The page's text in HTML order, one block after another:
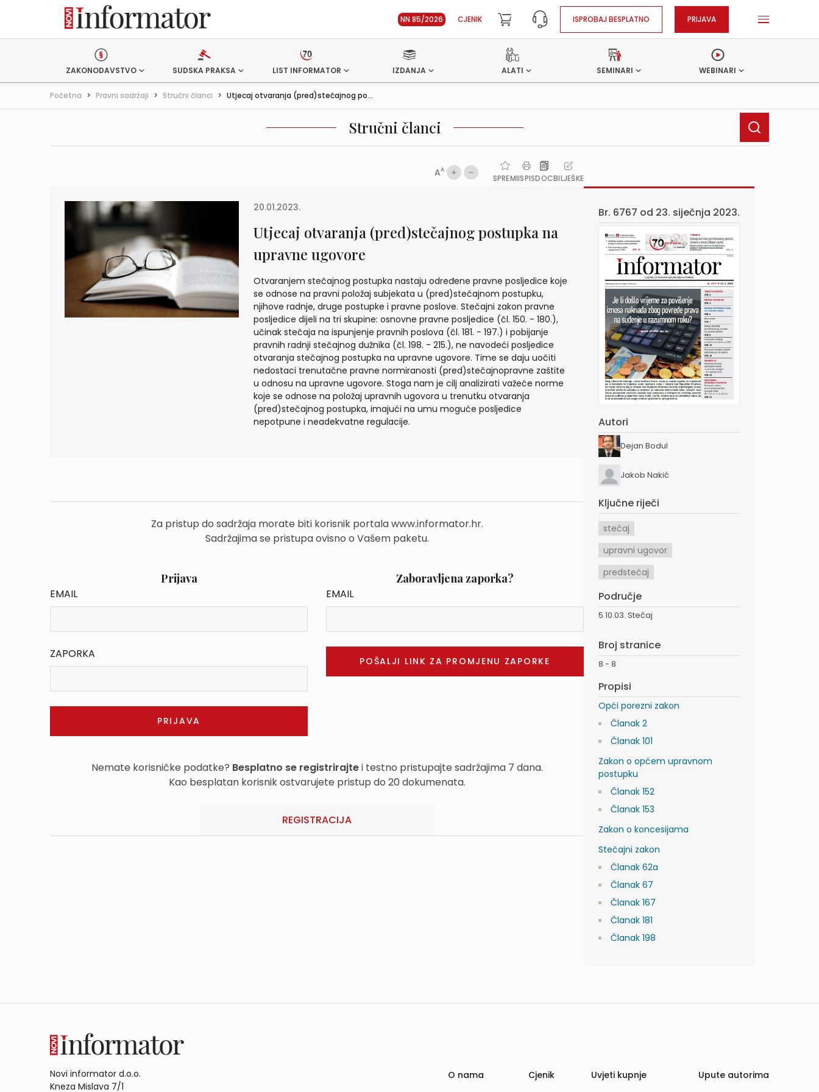
NN 85/2026 CJENIK ISPROBAJ BESPLATNO PRIJAVA
ZAKONODAVSTVO SUDSKA PRAKSA LIST INFORMATOR IZDANJA ALATI SEMINARI WEBINARI
Početna > Pravni sadržaji > Stručni članci > Utjecaj otvaranja (pred)stečajnog po...
Stručni članci
AA
SPREMIISPISDOCBILJEŠKE
20.01.2023.
Utjecaj otvaranja (pred)stečajnog postupka na
upravne ugovore
Otvaranjem stečajnog postupka nastaju određene pravne posljedice koje
se odnose na pravni položaj subjekata u (pred)stečajnom postupku,
njihove radnje, druge postupke i pravne poslove. Stečajni zakon pravne
posljedice dijeli na tri skupine: osnovne pravne posljedice (čl. 150. - 180.),
učinak stečaja na ispunjenje pravnih poslova (čl. 181. - 197.) i pobijanje
pravnih radnji stečajnog dužnika (čl. 198. - 215.), ne navodeći posljedice
otvaranja stečajnog postupka na upravne ugovore. Time se daju uočiti
nedostaci trenutačne pravne normiranosti (pred)stečajnopravne zaštite
u odnosu na upravne ugovore. Stoga nam je cilj analizirati važeće norme
koje se odnose na položaj upravnih ugovora u trenutku otvaranja
(pred)stečajnog postupka, imajući na umu moguće posljedice
nepotpune i neadekvatne regulacije.
Za pristup do sadržaja morate biti korisnik portala www.informator.hr.
Sadržajima se pristupa ovisno o Vašem paketu.
Prijava
EMAIL
ZAPORKA
Zaboravljena zaporka?
EMAIL
Nemate korisničke podatke? Besplatno se registrirajtei testno pristupajte sadržajima 7 dana.
Kao besplatan korisnik ostvarujete pristup do 20 dokumenata.
REGISTRACIJA
Br. 6767 od 23. siječnja 2023.
Autori
Dejan Bodul
Jakob Nakić
Ključne riječi
stečaj
upravni ugovor
predstečaj
Područje
5.10.03. Stečaj
Broj stranice
8 - 8
Propisi
Opći porezni zakon
Članak 2
Članak 101
Zakon o općem upravnom
postupku
Članak 152
Članak 153
Zakon o koncesijama
Stečajni zakon
Članak 62a
Članak 67
Članak 167
Članak 181
Članak 198
Novi informator d.o.o.
Kneza Mislava 7/1
O nama
Cjenik
Uvjeti kupnje
Upute autorima